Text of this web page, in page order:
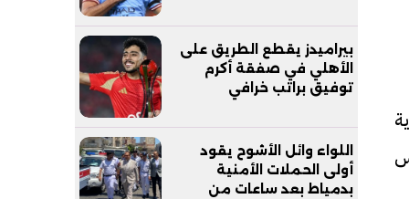
بيراميدز يقطع الطريق على
الأهلي في صفقة أكرم
توفيق براتب خرافي
اللواء وائل الأشوح يقود
أولى الحملات الأمنية
بدمياط بعد ساعات من